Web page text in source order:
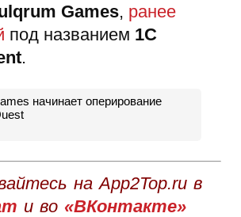
Games, ранее
под названием 1C
.
начинает оперирование
на App2Top.ru в
и во «ВКонтакте»